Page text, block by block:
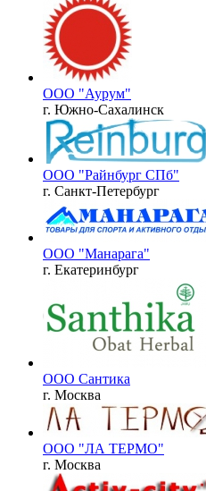
ООО "Аурум"
г. Южно-Сахалинск
ООО "Райнбург СПб"
г. Санкт-Петербург
ООО "Манарага"
г. Екатеринбург
ООО Сантика
г. Москва
ООО "ЛА ТЕРМО"
г. Москва